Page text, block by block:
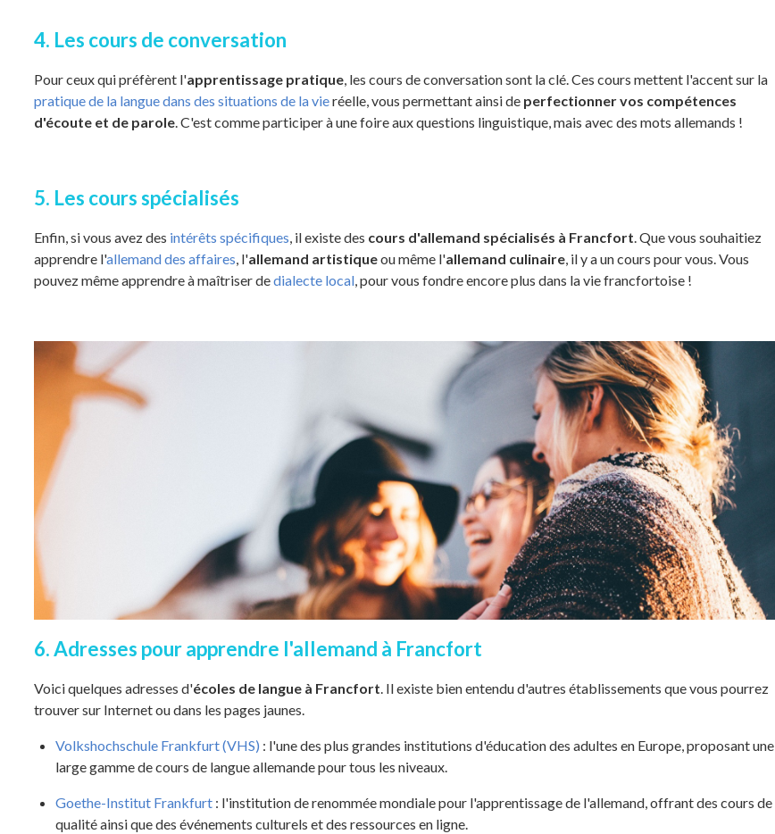
4. Les cours de conversation
Pour ceux qui préfèrent l'apprentissage pratique, les cours de conversation sont la clé. Ces cours mettent l'accent sur la
pratique de la langue dans des situations de la vieréelle, vous permettant ainsi de perfectionner vos compétences
d'écoute et de parole. C'est comme participer à une foire aux questions linguistique, mais avec des mots allemands !
5. Les cours spécialisés
Enfin, si vous avez des intérêts spécifiques, il existe des cours d'allemand spécialisés à Francfort. Que vous souhaitiez
apprendre l'allemand des affaires, l'allemand artistiqueou même l'allemand culinaire, il y a un cours pour vous. Vous
pouvez même apprendre à maîtriser dedialecte local, pour vous fondre encore plus dans la vie francfortoise !
6. Adresses pour apprendre l'allemand à Francfort
Voici quelques adresses d'écoles de langue à Francfort. Il existe bien entendu d'autres établissements que vous pourrez
trouver sur Internet ou dans les pages jaunes.
Volkshochschule Frankfurt (VHS) : l'une des plus grandes institutions d'éducation des adultes en Europe, proposant une
large gamme de cours de langue allemande pour tous les niveaux.
Goethe-Institut Frankfurt : l'institution de renommée mondiale pour l'apprentissage de l'allemand, offrant des cours de
qualité ainsi que des événements culturels et des ressources en ligne.